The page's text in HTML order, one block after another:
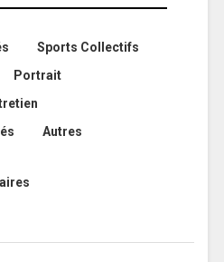
Sports Collectifs
Portrait
Autres